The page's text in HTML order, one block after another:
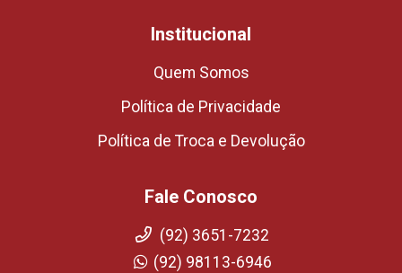
Institucional
Quem Somos
Política de Privacidade
Política de Troca e Devolução
Fale Conosco
(92) 3651-7232
(92) 98113-6946